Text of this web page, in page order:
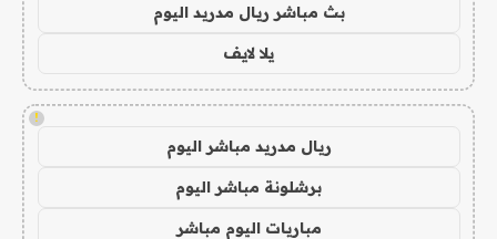
بث مباشر ريال مدريد اليوم
يلا لايف
!
ريال مدريد مباشر اليوم
برشلونة مباشر اليوم
مباريات اليوم مباشر